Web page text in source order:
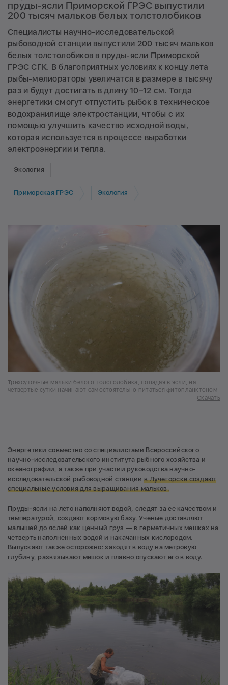
пруды-ясли Приморской ГРЭС выпустили
200 тысяч мальков белых толстолобиков
Специалисты научно-исследовательской
рыбоводной станции выпустили 200 тысяч мальков
белых толстолобиков в пруды-ясли Приморской
ГРЭС СГК. В благоприятных условиях к концу лета
рыбы-мелиораторы увеличатся в размере в тысячу
раз и будут достигать в длину 10–12 см. Тогда
энергетики смогут отпустить рыбок в техническое
водохранилище электростанции, чтобы с их
помощью улучшить качество исходной воды,
которая используется в процессе выработки
электроэнергии и тепла.
Экология
Приморская ГРЭС Экология
Трехсуточные мальки белого толстолобика, попадая в ясли, на
четвертые сутки начинают самостоятельно питаться фитопланктоном
Скачать
Энергетики совместно со специалистами Всероссийского
научно-исследовательского института рыбного хозяйства и
океанографии, а также при участии руководства научно-
исследовательской рыбоводной станции в Лучегорске создают
специальные условия для выращивания мальков.
Пруды-ясли на лето наполняют водой, следят за ее качеством и
температурой, создают кормовую базу. Ученые доставляют
малышей до яслей как ценный груз — в герметичных мешках на
четверть наполненных водой и накачанных кислородом.
Выпускают также осторожно: заходят в воду на метровую
глубину, развязывают мешок и плавно опускают его в воду.